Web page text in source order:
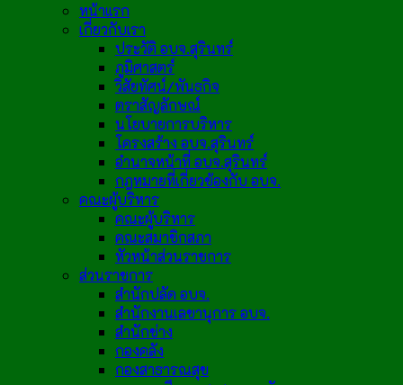
หน้าแรก
เกี่ยวกับเรา
ประวัติ อบจ.สุรินทร์
ภูมิศาสตร์
วิสัยทัศน์/พันธกิจ
ตราสัญลักษณ์
นโยบายการบริหาร
โครงสร้าง อบจ.สุรินทร์
อำนาจหน้าที่ อบจ.สุรินทร์
กฎหมายที่เกี่ยวข้องกับ อบจ.
คณะผู้บริหาร
คณะผู้บริหาร
คณะสมาชิกสภา
หัวหน้าส่วนราชการ
ส่วนราชการ
สำนักปลัด อบจ.
สำนักงานเลขานุการ อบจ.
สำนักช่าง
กองคลัง
กองสาธารณสุข